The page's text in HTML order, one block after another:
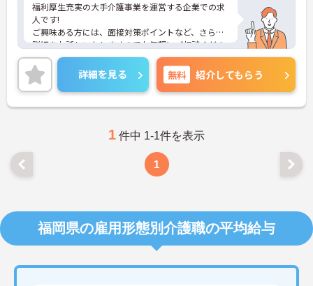
福利厚生充実の大手介護事業を運営する企業での求
人です!
ご興味ある方には、面接対策ポイントなど、さらに
詳細をお話しいたしますのでお気軽にご相談くださ
い！
詳細を見る 無料 紹介してもらう
1 件中 1-1件を表示
1
福岡県の雇用形態別介護職の平均給与